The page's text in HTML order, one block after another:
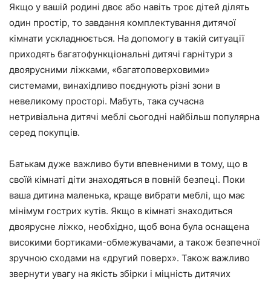
Якщо у вашій родині двоє або навіть троє дітей ділять
один простір, то завдання комплектування дитячої
кімнати ускладнюється. На допомогу в такій ситуації
приходять багатофункціональні дитячі гарнітури з
двоярусними ліжками, «багатоповерховими»
системами, винахідливо поєднують різні зони в
невеликому просторі. Мабуть, така сучасна
нетривіальна дитячі меблі сьогодні найбільш популярна
серед покупців.
Батькам дуже важливо бути впевненими в тому, що в
своїй кімнаті діти знаходяться в повній безпеці. Поки
ваша дитина маленька, краще вибрати меблі, що має
мінімум гострих кутів. Якщо в кімнаті знаходиться
двоярусне ліжко, необхідно, щоб вона була оснащена
високими бортиками-обмежувачами, а також безпечної
зручною сходами на «другий поверх». Також важливо
звернути увагу на якість збірки і міцність дитячих